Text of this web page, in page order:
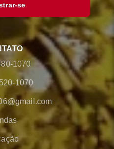
se
1070
1070